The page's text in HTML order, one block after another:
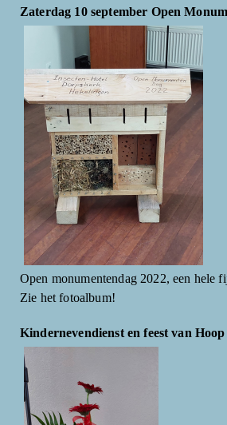
Zaterdag 10 september Open
Open monumentendag 2022, een hele
Zie het fotoalbum!
Kindernevendienst en feest van Hoop